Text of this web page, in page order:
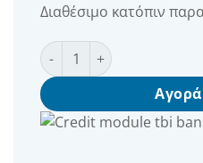
Διαθέσιμο κατόπιν
Σανίδα Κατάδυσης